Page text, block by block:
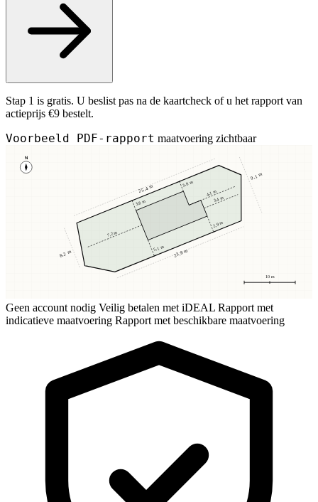
Stap 1 is gratis. U beslist pas na de kaartcheck of u het rapport van
actieprijs €9 bestelt.
Voorbeeld PDF-rapport maatvoering zichtbaar
N
10 m
3,8 m
3,8 m
5,1 m
2,9 m
7,2 m
3,4 m
4,1 m
25,4 m
23,8 m
8,2 m
9,1 m
Geen account nodig Veilig betalen met iDEAL Rapport met
indicatieve maatvoering Rapport met beschikbare maatvoering